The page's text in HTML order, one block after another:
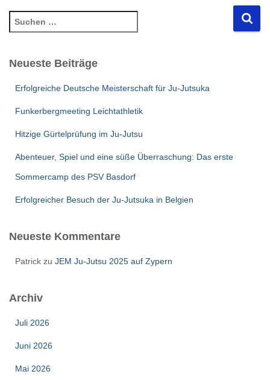
u
e
Neueste Beiträge
Erfolgreiche Deutsche Meisterschaft für Ju-Jutsuka
Funkerbergmeeting Leichtathletik
Hitzige Gürtelprüfung im Ju-Jutsu
Abenteuer, Spiel und eine süße Überraschung: Das erste
Sommercamp des PSV Basdorf
Erfolgreicher Besuch der Ju-Jutsuka in Belgien
Neueste Kommentare
Patrick zu JEM Ju-Jutsu 2025 auf Zypern
Archiv
Juli 2026
Juni 2026
Mai 2026